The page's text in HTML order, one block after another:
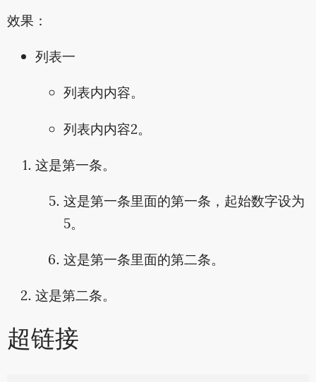
效果：
列表一
列表内内容。
列表内内容2。
这是第一条。
这是第一条里面的第一条，起始数字设为
5。
这是第一条里面的第二条。
这是第二条。
超链接